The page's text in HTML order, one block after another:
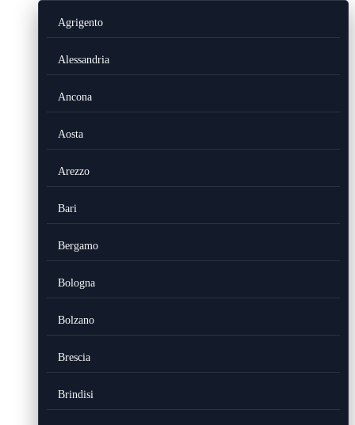
Agrigento
Alessandria
Ancona
Aosta
Arezzo
Bari
Bergamo
Bologna
Bolzano
Brescia
Brindisi